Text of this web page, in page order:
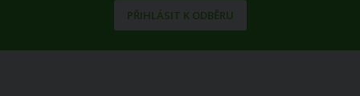
PŘIHLÁSIT K ODBĚRU